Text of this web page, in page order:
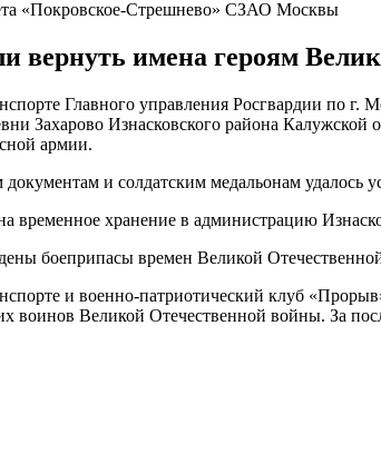
«Покровское-Стрешнево» СЗАО Москвы
вернуть имена героям
Главного управления Росгвардии по г.
Захарово Изнасковского района Калужской
армии.
и солдатским медальонам удалось
хранение в администрацию
боеприпасы времен Великой
и военно-патриотический клуб
воинов Великой Отечественной войны. За